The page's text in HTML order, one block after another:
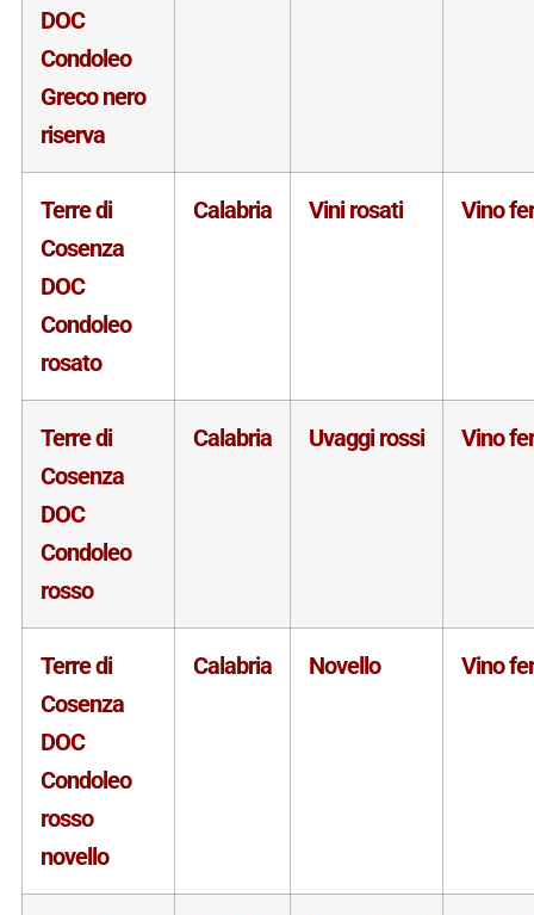
DOC
Condoleo
Greco nero
riserva
Terre di
Cosenza
DOC
Condoleo
rosato
Calabria Vini rosati Vino
Terre di
Cosenza
DOC
Condoleo
rosso
Calabria Uvaggi rossi Vino
Terre di
Cosenza
DOC
Condoleo
rosso
novello
Calabria Novello Vino